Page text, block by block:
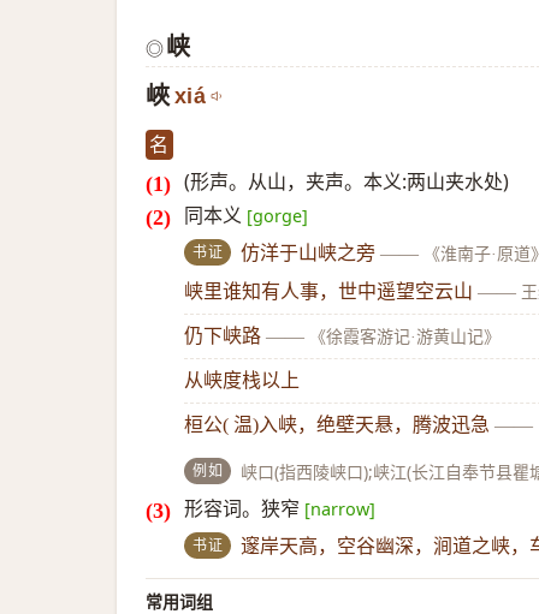
◎峡
峽 xiá
名
(形声。从山，夹声。本义:两山夹水处)
同本义 [gorge]
书证 仿洋于山峡之旁 —— 《淮南子·原道
峡里谁知有人事，世中遥望空云山 ——
仍下峡路 —— 《徐霞客游记·游黄山记》
从峡度栈以上
桓公( 温)入峡，绝壁天悬，腾波迅急 ——
例如 峡口(指西陵峡口);峡江(长江自奉节县
形容词。狭窄 [narrow]
书证 邃岸天高，空谷幽深，涧道之峡，
常用词组